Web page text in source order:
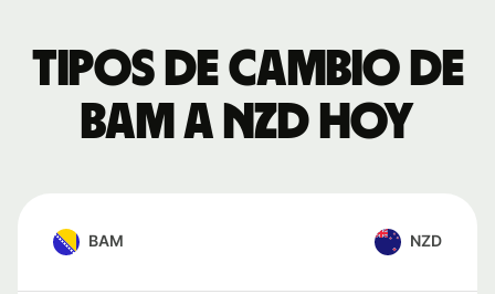
Tipos de cambio de
BAM a NZD hoy
BAM NZD